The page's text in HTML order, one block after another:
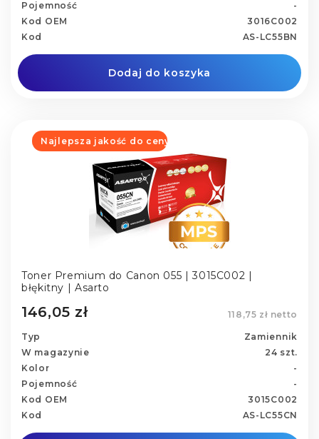
Pojemność
-
Kod OEM
3016C002
Kod
AS-LC55BN
Dodaj do koszyka
Najlepsza jakość do ceny
Toner Premium do Canon 055 | 3015C002 |
błękitny | Asarto
146,05 zł 118,75 zł netto
Typ
Zamiennik
W magazynie
24 szt.
Kolor
-
Pojemność
-
Kod OEM
3015C002
Kod
AS-LC55CN